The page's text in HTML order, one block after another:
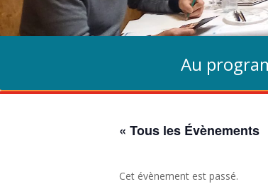
Au
« Tous les Évènements
Cet évènement est passé.